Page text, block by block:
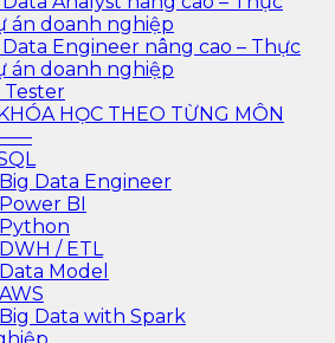
án doanh nghiệp
Engineer nâng cao – Thực
án doanh nghiệp
Tester
HỌC THEO TỪNG MÔN
Data Engineer
BI
/ ETL
Model
Data with Spark